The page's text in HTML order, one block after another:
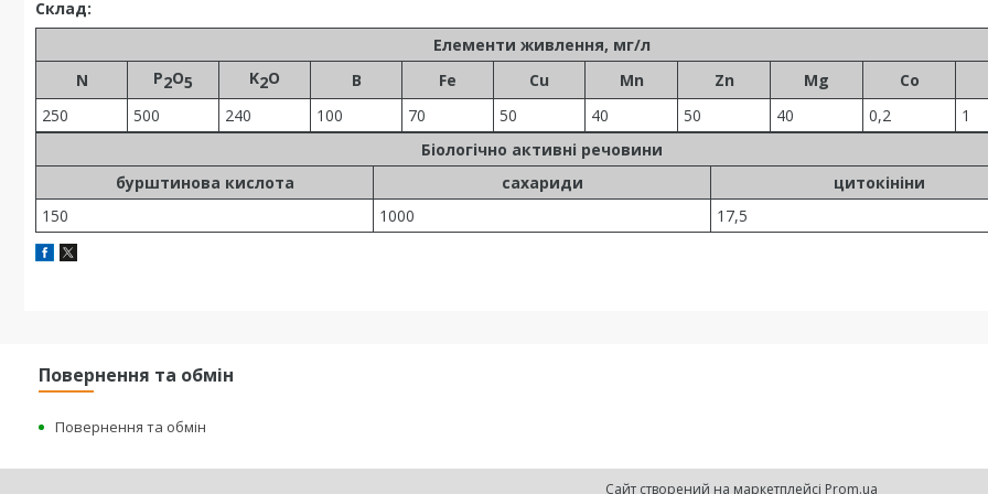
Cклад:
Елементи живлення, мг/л
N
P2O5 K2O B Fe Cu Mn Zn Mg
Co
250
500 240 100 70 50 40 50 40 0,2
1
Біологічно активні речовини
бурштинова кислота
сахариди
цитокініни
150
1000 17,5
Повернення та обмін
Повернення та обмін
Сайт створений на маркетплейсі Prom.ua